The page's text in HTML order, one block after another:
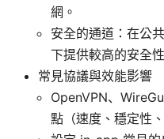
網。
安全的通道：在公
下提供較高的安全性
常見協議與效能影響
OpenVPN、
點（速度、穩定性